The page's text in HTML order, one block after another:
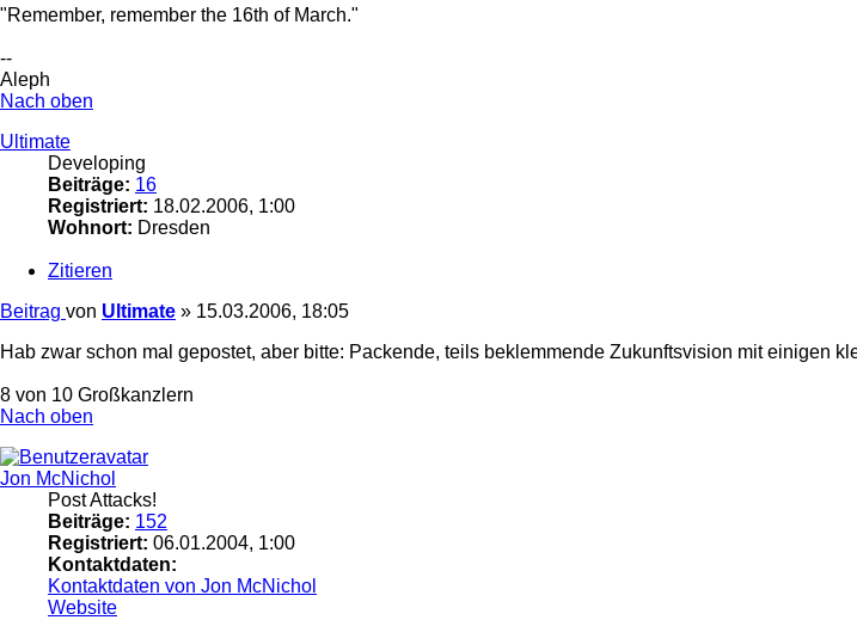
"Remember, remember the 16th of March."
--
Aleph
Nach oben
Ultimate
Developing
Beiträge: 16
Registriert: 18.02.2006, 1:00
Wohnort: Dresden
Zitieren
Beitrag von Ultimate » 15.03.2006, 18:05
Hab zwar schon mal gepostet, aber bitte: Packende, teils beklemmende Zukunftsvision mit einigen
8 von 10 Großkanzlern
Nach oben
Jon McNichol
Post Attacks!
Beiträge: 152
Registriert: 06.01.2004, 1:00
Kontaktdaten:
Kontaktdaten von Jon McNichol
Website